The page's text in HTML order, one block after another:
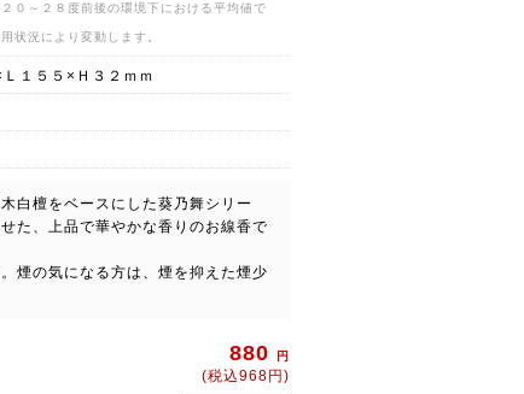
０～２８度前後の環境下における平均値で
状況により変動します。
１５５×Ｈ３２ｍｍ
白檀をベースにした葵乃舞シリー
た、上品で華やかな香りのお線香で
煙の気になる方は、煙を抑えた煙少
880 円
(税込968円)